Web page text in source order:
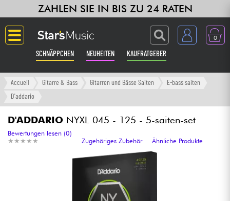
ZAHLEN SIE IN BIS ZU 24 RATEN
0
SCHNÄPPCHEN NEUHEITEN KAUFRATGEBER
Langue
Verstärker & Effekte
Klaviere & Piano
Synths & samplers
Accueil Gitarre & Bass Gitarren und Bässe Saiten
E-bass saiten
D'addario
D'ADDARIO NYXL 045 - 125 - 5-saiten-set
★ ★ ★ ★ ★
★ ★ ★ ★ ★
Bewertungen lesen (0)
Zugehöriges Zubehör
Ähnliche Produkte